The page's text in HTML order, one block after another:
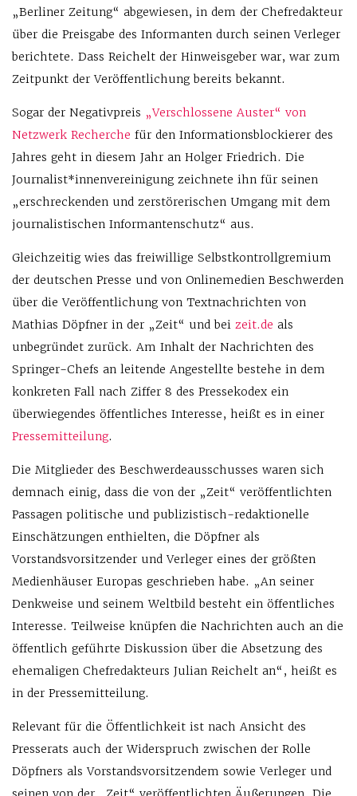
„Berliner Zeitung“ abgewiesen, in dem der Chefredakteur
über die Preisgabe des Informanten durch seinen Verleger
berichtete. Dass Reichelt der Hinweisgeber war, war zum
Zeitpunkt der Veröffentlichung bereits bekannt.
Sogar der Negativpreis „Verschlossene Auster“ von
Netzwerk Recherche für den Informationsblockierer des
Jahres geht in diesem Jahr an Holger Friedrich. Die
Journalist*innenvereinigung zeichnete ihn für seinen
„erschreckenden und zerstörerischen Umgang mit dem
journalistischen Informantenschutz“ aus.
Gleichzeitig wies das freiwillige Selbstkontrollgremium
der deutschen Presse und von Onlinemedien Beschwerden
über die Veröffentlichung von Textnachrichten von
Mathias Döpfner in der „Zeit“ und bei zeit.de als
unbegründet zurück. Am Inhalt der Nachrichten des
Springer-Chefs an leitende Angestellte bestehe in dem
konkreten Fall nach Ziffer 8 des Pressekodex ein
überwiegendes öffentliches Interesse, heißt es in einer
Pressemitteilung.
Die Mitglieder des Beschwerdeausschusses waren sich
demnach einig, dass die von der „Zeit“ veröffentlichten
Passagen politische und publizistisch-redaktionelle
Einschätzungen enthielten, die Döpfner als
Vorstandsvorsitzender und Verleger eines der größten
Medienhäuser Europas geschrieben habe. „An seiner
Denkweise und seinem Weltbild besteht ein öffentliches
Interesse. Teilweise knüpfen die Nachrichten auch an die
öffentlich geführte Diskussion über die Absetzung des
ehemaligen Chefredakteurs Julian Reichelt an“, heißt es
in der Pressemitteilung.
Relevant für die Öffentlichkeit ist nach Ansicht des
Presserats auch der Widerspruch zwischen der Rolle
Döpfners als Vorstandsvorsitzendem sowie Verleger und